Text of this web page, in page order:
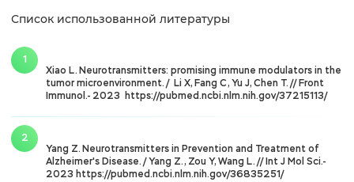
Список использованной литературы
Xiao L. Neurotransmitters: promising immune modulators in the
tumor microenvironment. / Li X, Fang C, Yu J, Chen T. // Front
Immunol.- 2023
https://pubmed.ncbi.nlm.nih.gov/37215113/
Yang Z. Neurotransmitters in Prevention and Treatment of
Alzheimer's Disease. / Yang Z., Zou Y, Wang L. // Int J Mol Sci.-
2023 https://pubmed.ncbi.nlm.nih.gov/36835251/